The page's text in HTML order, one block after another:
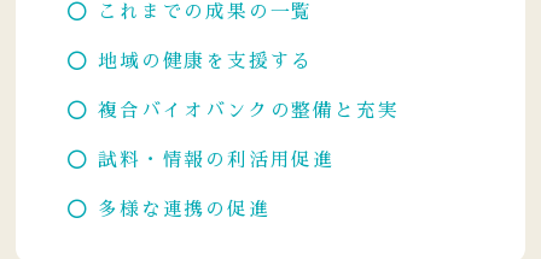
これまでの成果の一覧
地域の健康を支援する
複合バイオバンクの整備と充実
試料・情報の利活用促進
多様な連携の促進